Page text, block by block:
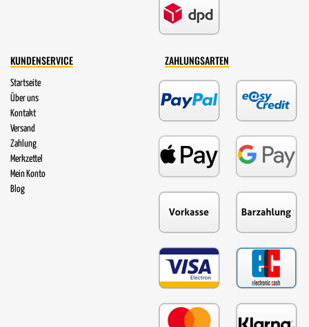
KUNDENSERVICE
Startseite
Über uns
Kontakt
Versand
Zahlung
Merkzettel
Mein Konto
Blog
ZAHLUNGSARTEN